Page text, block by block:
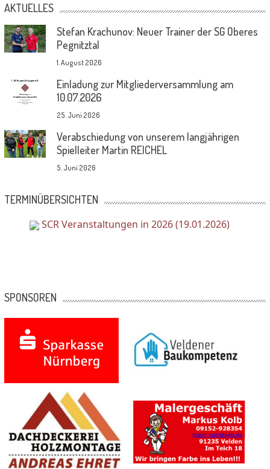
AKTUELLES
Stefan Krachunov: Neuer Trainer der SG Oberes
Pegnitztal
1. August 2026
Einladung zur Mitgliederversammlung am
10.07.2026
25. Juni 2026
Verabschiedung von unserem langjährigen
Spielleiter Martin REICHEL
5. Juni 2026
TERMINÜBERSICHTEN
SCR Veranstaltungen in 2026 (19.01.2026)
SPONSOREN